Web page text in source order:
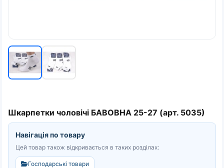
Шкарпетки чоловічі БАВОВНА 25-27 (арт. 5035)
Навігація по товару
Цей товар також відкривається в таких розділах:
Господарські товари